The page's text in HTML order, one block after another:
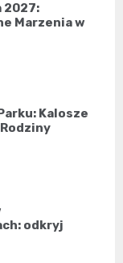
2027:
Marzenia w
Kalosze
odkryj